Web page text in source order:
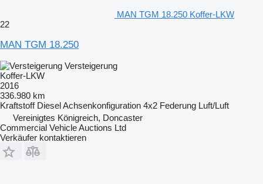
MAN TGM 18.250 Koffer-LKW
22
MAN TGM 18.250
Versteigerung
Koffer-LKW
2016
336.980 km
Kraftstoff DieselAchsenkonfiguration 4x2 Federung Luft/Luft
Vereinigtes Königreich, Doncaster
Commercial Vehicle Auctions Ltd
Verkäufer kontaktieren